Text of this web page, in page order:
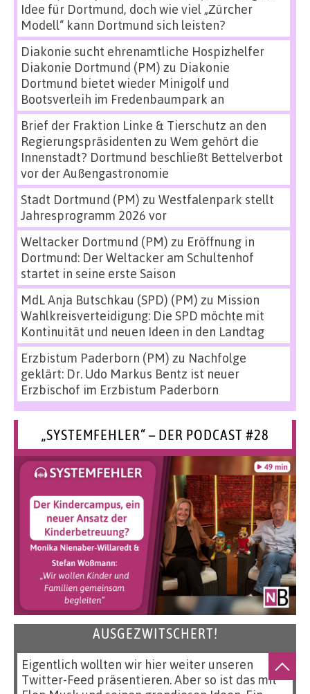
Idee für Dortmund, doch wie viel „Zürcher
Modell“ kann Dortmund sich leisten?
Diakonie sucht ehrenamtliche Hospizhelfer
Diakonie Dortmund (PM) zu Diakonie
Dortmund bietet wieder Minigolf und
Bootsverleih im Fredenbaumpark an
Brief der Fraktion Linke & Tierschutz an den
Regierungspräsidenten zu Wem gehört die
Innenstadt? Dortmund beschließt Bettelverbot
vor der Außengastronomie
Stadt Dortmund (PM) zu Westfalenpark stellt
Jahresprogramm 2026 vor
Weltacker Dortmund (PM) zu Eröffnung in
Dortmund: Der Weltacker am Schultenhof
startet in seine erste Saison
MdL Anja Butschkau (SPD) (PM) zu Mission
Wahlkreisverteidigung: Die SPD möchte mit
Kontinuität und neuen Ideen in den Landtag
Erzbistum Paderborn (PM) zu Nachfolge
geklärt: Dr. Udo Markus Bentz ist neuer
Erzbischof im Erzbistum Paderborn
„SYSTEMFEHLER“ – DER PODCAST #28
AUSGEZWITSCHERT!
Eigentlich wollten wir hier weiter unseren
Twitter-Feed präsentieren. Aber so ist das mit